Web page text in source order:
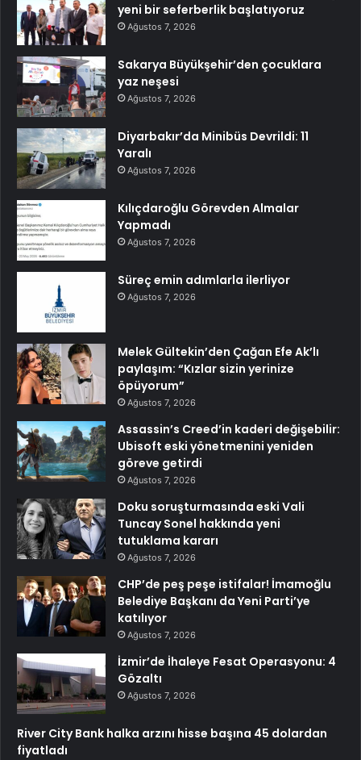
yeni bir seferberlik başlatıyoruz
Ağustos 7, 2026
Sakarya Büyükşehir’den çocuklara
yaz neşesi
Ağustos 7, 2026
Diyarbakır’da Minibüs Devrildi: 11
Yaralı
Ağustos 7, 2026
Kılıçdaroğlu Görevden Almalar
Yapmadı
Ağustos 7, 2026
Süreç emin adımlarla ilerliyor
Ağustos 7, 2026
Melek Gültekin’den Çağan Efe Ak’lı
paylaşım: “Kızlar sizin yerinize
öpüyorum”
Ağustos 7, 2026
Assassin’s Creed’in kaderi değişebilir:
Ubisoft eski yönetmenini yeniden
göreve getirdi
Ağustos 7, 2026
Doku soruşturmasında eski Vali
Tuncay Sonel hakkında yeni
tutuklama kararı
Ağustos 7, 2026
CHP’de peş peşe istifalar! İmamoğlu
Belediye Başkanı da Yeni Parti’ye
katılıyor
Ağustos 7, 2026
İzmir’de İhaleye Fesat Operasyonu: 4
Gözaltı
Ağustos 7, 2026
River City Bank halka arzını hisse başına 45 dolardan
fiyatladı